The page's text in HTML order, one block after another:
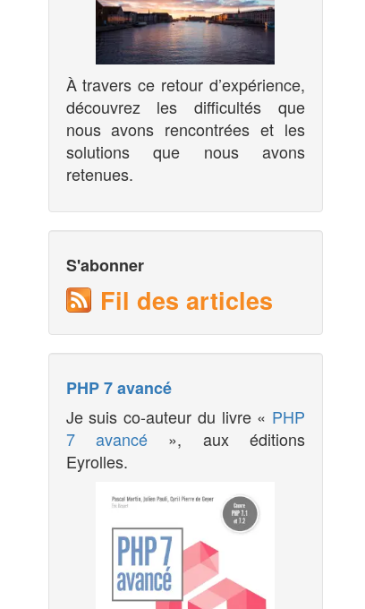
À travers ce retour d’expérience,
découvrez les difficultés que
nous avons rencontrées et les
solutions que nous avons
retenues.
S'abonner
Fil des articles
PHP 7 avancé
Je suis co-auteur du livre « PHP
7 avancé», aux éditions
Eyrolles.